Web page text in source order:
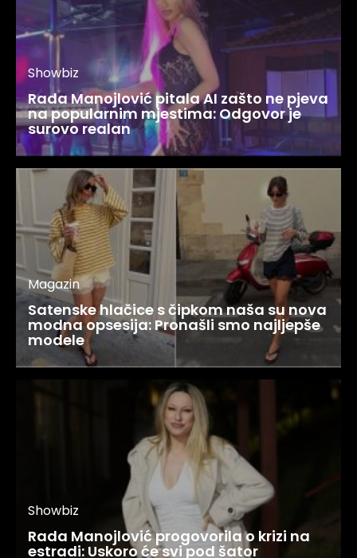
Showbiz
Rada Manojlović pitala AI zašto ne pjeva
na popularnim mjestima: Odgovor je
surovo realan
Magazin
Satenske hlačice s čipkom naša su nova
modna opsesija: Pronašli smo najljepše
modele
Showbiz
Rada Manojlović progovorila o krizi na
estradi: Uskoro će svi pod šator